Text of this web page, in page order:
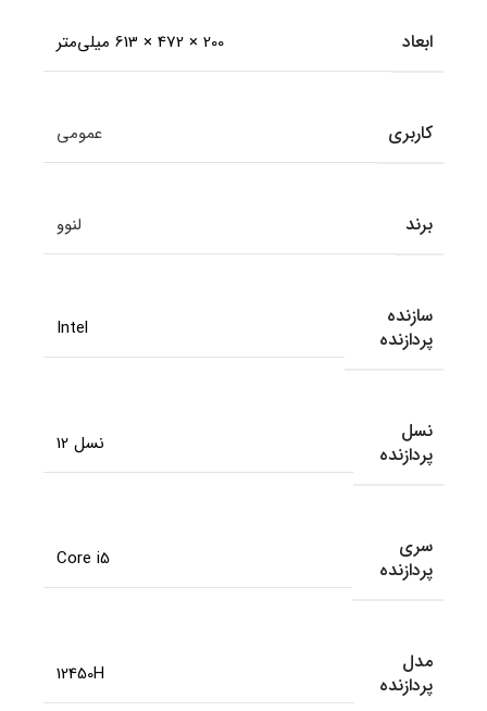
ابعاد 200 × 472 × 613 میلی‌متر
کاربری عمومی
برند لنوو
سازنده
پردازنده
Intel
نسل
پردازنده
نسل 12
سری
پردازنده
Core i5
مدل
پردازنده
12450H